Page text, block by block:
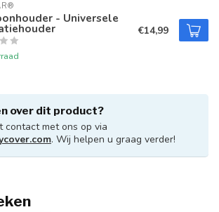
- Universele
€14,99
over dit product?
contact met ons op via
. Wij helpen u graag verder!